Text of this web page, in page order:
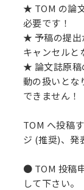
★ TOM の論
必要です！
★ 予稿の提出
キャンセルと
★ 論文誌原稿
動の扱いとな
できません！
TOM へ投稿
ジ (推奨)、発
● TOM 投稿
して下さい。